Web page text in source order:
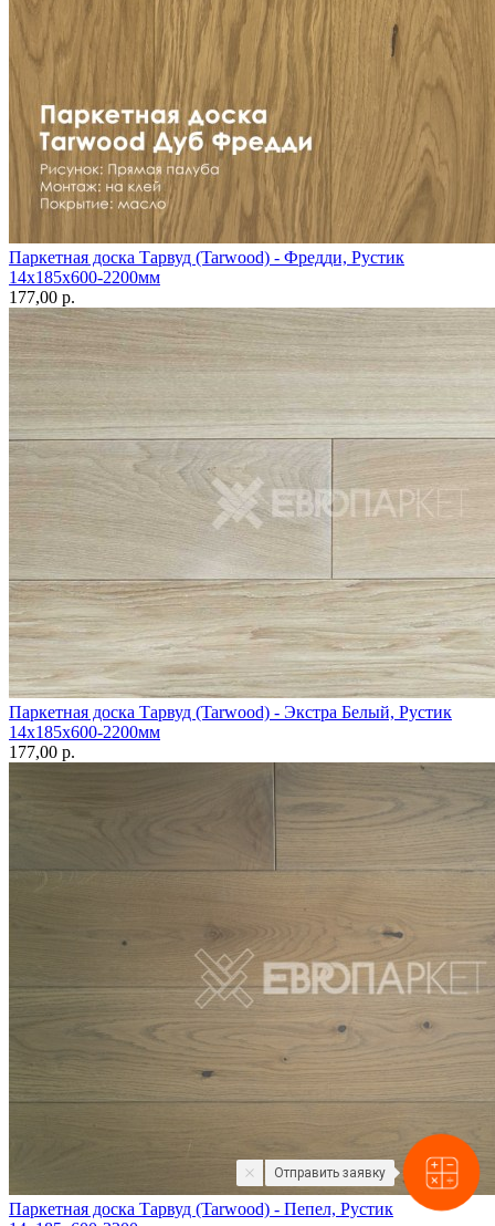
Паркетная доска Тарвуд (Tarwood) - Фредди, Рустик
14х185х600-2200мм
177,00 p.
Паркетная доска Тарвуд (Tarwood) - Экстра Белый, Рустик
14х185х600-2200мм
177,00 p.
Паркетная доска Тарвуд (Tarwood) - Пепел, Рустик
Отправить заявку